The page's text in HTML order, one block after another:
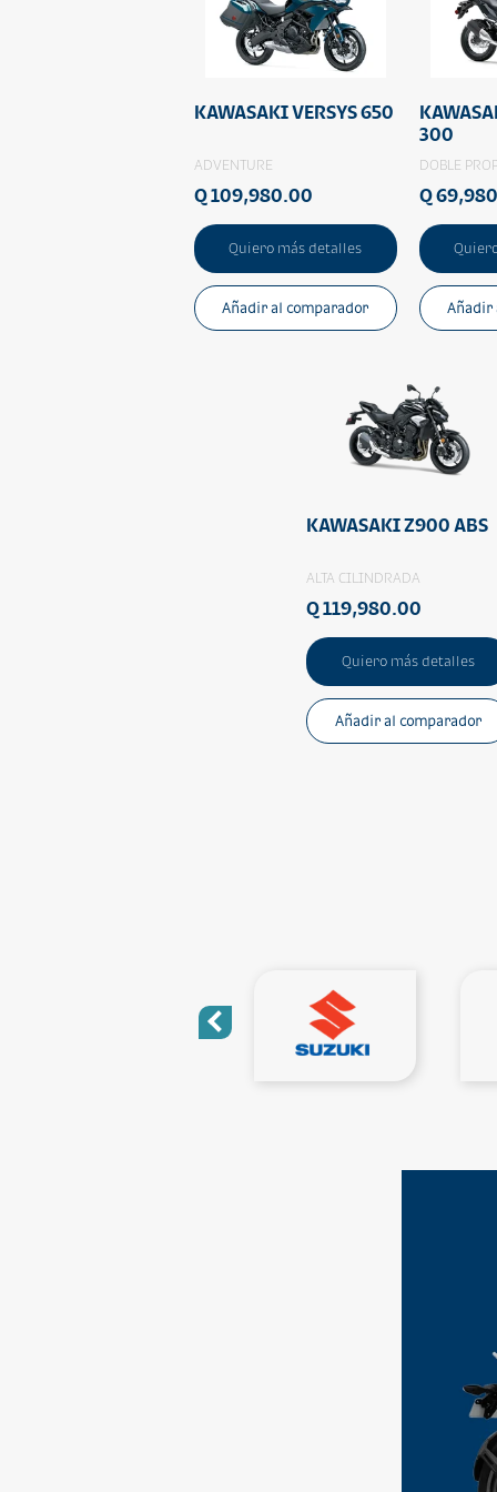
KAWASAKI VERSYS 650
ADVENTURE
Q 109,980.00
Quiero más detalles
Añadir al comparador
300
DOBLE
Q
Añadir
KAWASAKI Z900 ABS
ALTA CILINDRADA
Q 119,980.00
Quiero más detalles
Añadir al comparador